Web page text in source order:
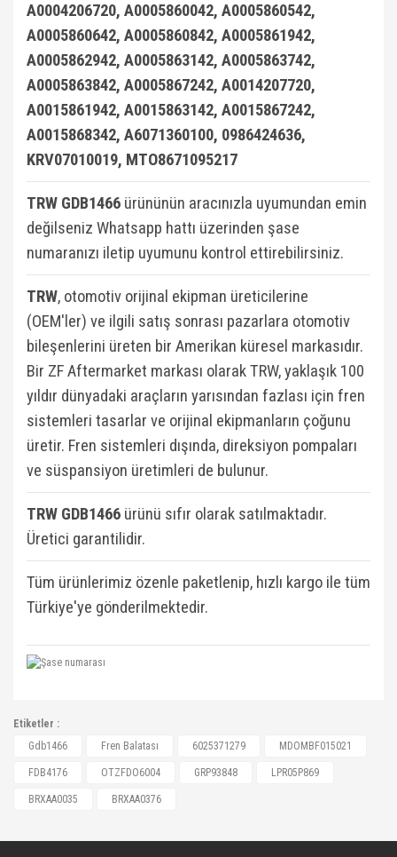
A0004206720, A0005860042, A0005860542,
A0005860642, A0005860842, A0005861942,
A0005862942, A0005863142, A0005863742,
A0005863842, A0005867242, A0014207720,
A0015861942, A0015863142, A0015867242,
A0015868342, A6071360100, 0986424636,
KRV07010019, MTO8671095217
TRW GDB1466 ürününün aracınızla uyumundan emin
değilseniz Whatsapp hattı üzerinden şase
numaranızı iletip uyumunu kontrol ettirebilirsiniz.
TRW, otomotiv orijinal ekipman üreticilerine
(OEM'ler) ve ilgili satış sonrası pazarlara otomotiv
bileşenlerini üreten bir Amerikan küresel markasıdır.
Bir ZF Aftermarket markası olarak TRW, yaklaşık 100
yıldır dünyadaki araçların yarısından fazlası için fren
sistemleri tasarlar ve orijinal ekipmanların çoğunu
üretir. Fren sistemleri dışında, direksiyon pompaları
ve süspansiyon üretimleri de bulunur.
TRW GDB1466 ürünü sıfır olarak satılmaktadır.
Üretici garantilidir.
Tüm ürünlerimiz özenle paketlenip, hızlı kargo ile tüm
Türkiye'ye gönderilmektedir.
OTZFDO6004, GRP93848, LPR05P869,
Etiketler :
Gdb1466
Fren Balatası 6025371279 MDOMBF015021
FDB4176 OTZFDO6004 GRP93848 LPR05P869
BRXAA0035 BRXAA0376